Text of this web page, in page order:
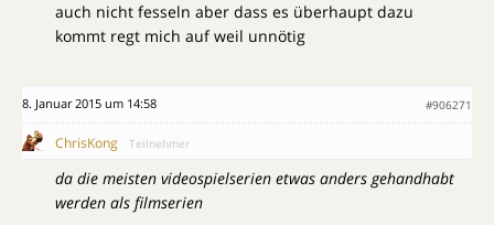
auch nicht fesseln aber dass es überhaupt dazu
kommt regt mich auf weil unnötig
8. Januar 2015 um 14:58 #906271
ChrisKong Teilnehmer
da die meisten videospielserien etwas anders gehandhabt
werden als filmserien